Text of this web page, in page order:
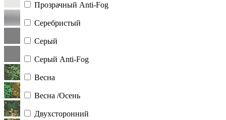
Прозрачный Anti-Fog
Серебристый
Серый
Серый Anti-Fog
Весна
Весна /Осень
Двухсторонний